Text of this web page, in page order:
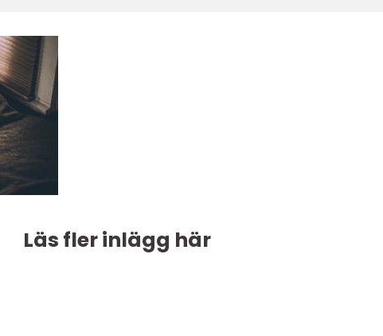
Läs fler inlägg här